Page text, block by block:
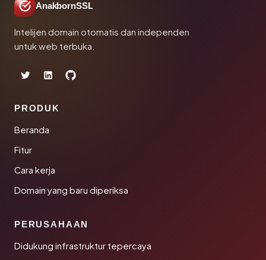
AnakbornSSL
Intelijen domain otomatis dan independen
untuk web terbuka.
PRODUK
Beranda
Fitur
Cara kerja
Domain yang baru diperiksa
PERUSAHAAN
Didukung infrastruktur tepercaya